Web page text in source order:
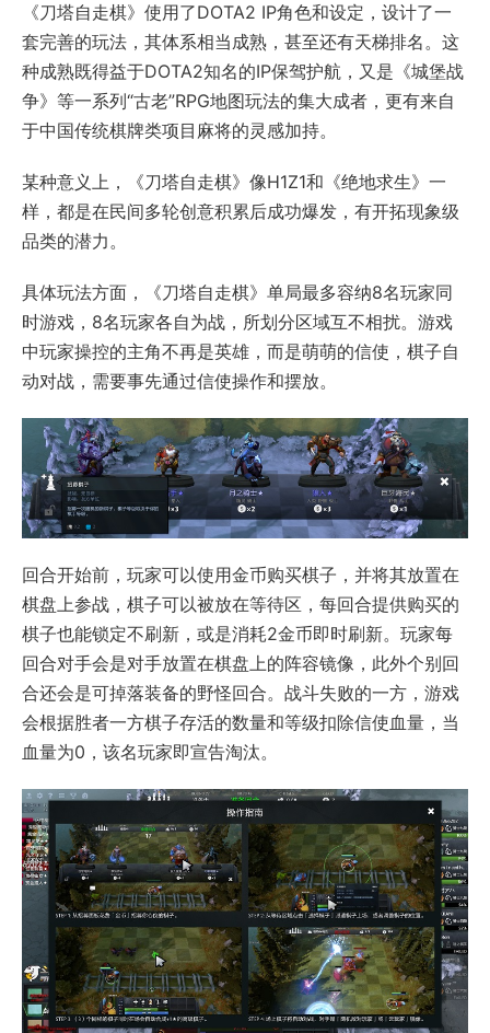
《刀塔自走棋》使用了DOTA2 IP角色和设定，设计了一
套完善的玩法，其体系相当成熟，甚至还有天梯排名。这
种成熟既得益于DOTA2知名的IP保驾护航，又是《城堡战
争》等一系列“古老”RPG地图玩法的集大成者，更有来自
于中国传统棋牌类项目麻将的灵感加持。
某种意义上，《刀塔自走棋》像H1Z1和《绝地求生》一
样，都是在民间多轮创意积累后成功爆发，有开拓现象级
品类的潜力。
具体玩法方面，《刀塔自走棋》单局最多容纳8名玩家同
时游戏，8名玩家各自为战，所划分区域互不相扰。游戏
中玩家操控的主角不再是英雄，而是萌萌的信使，棋子自
动对战，需要事先通过信使操作和摆放。
回合开始前，玩家可以使用金币购买棋子，并将其放置在
棋盘上参战，棋子可以被放在等待区，每回合提供购买的
棋子也能锁定不刷新，或是消耗2金币即时刷新。玩家每
回合对手会是对手放置在棋盘上的阵容镜像，此外个别回
合还会是可掉落装备的野怪回合。战斗失败的一方，游戏
会根据胜者一方棋子存活的数量和等级扣除信使血量，当
血量为0，该名玩家即宣告淘汰。